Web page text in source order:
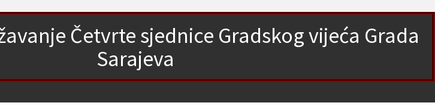
Četvrte sjednice Gradskog vijeća Grada
Sarajeva